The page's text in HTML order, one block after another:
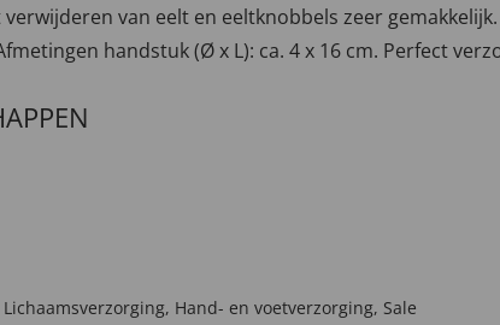
verwijderen van eelt en eeltknobbels zeer
handstuk (Ø x L): ca. 4 x 16 cm. Perfect
Lichaamsverzorging, Hand- en voetverzorging, Sale